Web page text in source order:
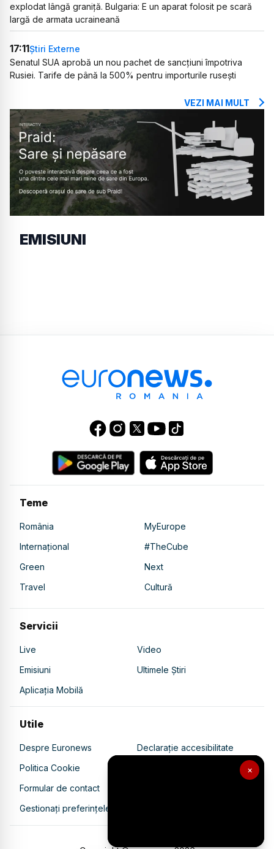
×
explodat lângă graniță. Bulgaria: E un aparat folosit pe scară
largă de armata ucraineană
17:11Știri Externe
Senatul SUA aprobă un nou pachet de sancțiuni împotriva
Rusiei. Tarife de până la 500% pentru importurile rusești
VEZI MAI MULT
EMISIUNI
Teme
România
MyEurope
Internațional
#TheCube
Green
Next
Travel
Cultură
Servicii
Live
Video
Emisiuni
Ultimele Știri
Aplicația Mobilă
Utile
Despre Euronews
Declarație accesibilitate
Politica Cookie
Politica de confidențialitate
Formular de contact
Gestionați preferințele